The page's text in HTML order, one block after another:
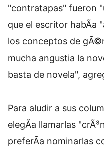
"contratapas" fueron
que el escritor habÃ­a
los conceptos de
mucha angustia la
basta de novela",
Para aludir a sus
elegÃ­a llamarlas
preferÃ­a nominarlas